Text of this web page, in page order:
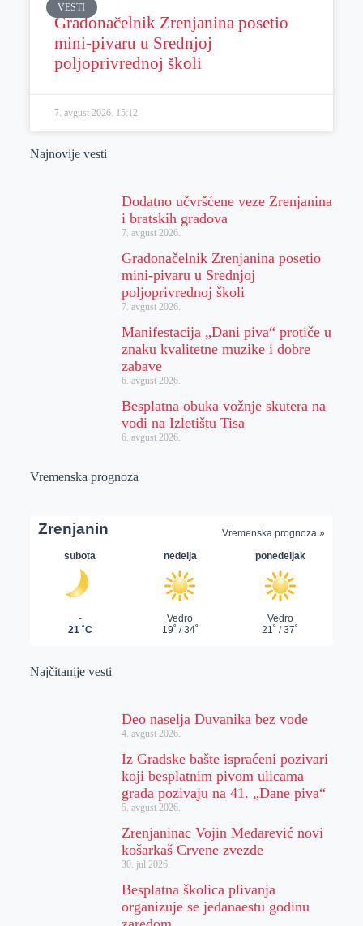
VESTI
Gradonačelnik Zrenjanina posetio
mini-pivaru u Srednjoj
poljoprivrednoj školi
7. avgust 2026. 15:12
Najnovije vesti
Dodatno učvršćene veze Zrenjanina
i bratskih gradova
7. avgust 2026.
Gradonačelnik Zrenjanina posetio
mini-pivaru u Srednjoj
poljoprivrednoj školi
7. avgust 2026.
Manifestacija „Dani piva“ protiče u
znaku kvalitetne muzike i dobre
zabave
6. avgust 2026.
Besplatna obuka vožnje skutera na
vodi na Izletištu Tisa
6. avgust 2026.
Vremenska prognoza
Najčitanije vesti
Deo naselja Duvanika bez vode
4. avgust 2026.
Iz Gradske bašte ispraćeni pozivari
koji besplatnim pivom ulicama
grada pozivaju na 41. „Dane piva“
5. avgust 2026.
Zrenjaninac Vojin Medarević novi
košarkaš Crvene zvezde
30. jul 2026.
Besplatna školica plivanja
organizuje se jedanaestu godinu